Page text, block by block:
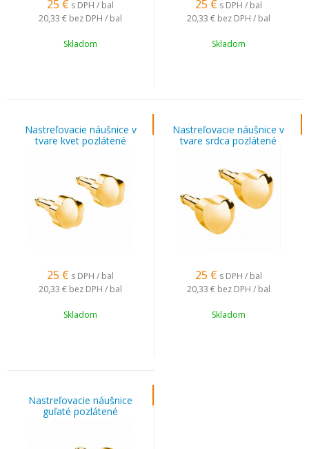
25 € s DPH / bal
20,33 € bez DPH / bal
Skladom
25 € s DPH / bal
20,33 € bez DPH / bal
Skladom
Nastreľovacie náušnice v
tvare kvet pozlátené
25 € s DPH / bal
20,33 € bez DPH / bal
Skladom
Nastreľovacie náušnice v
tvare srdca pozlátené
25 € s DPH / bal
20,33 € bez DPH / bal
Skladom
Nastreľovacie náušnice
guľaté pozlátené